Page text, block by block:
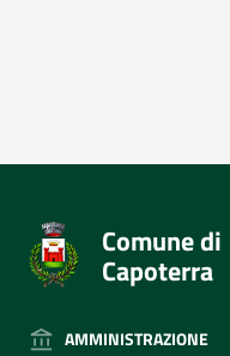
Comune di
Capoterra
AMMINISTRAZIONE